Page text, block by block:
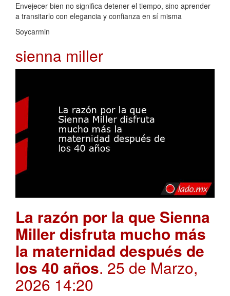
Envejecer bien no significa detener el tiempo, sino aprender
a transitarlo con elegancia y confianza en sí misma
Soycarmin
sienna miller
La razón por la que Sienna
Miller disfruta mucho más
la maternidad después de
los 40 años. 25 de Marzo,
2026 14:20